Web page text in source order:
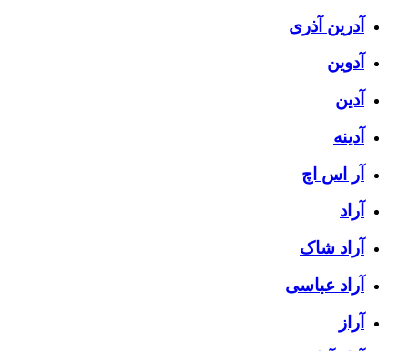
آدرین آذری
آدوین
آدین
آدینه
آر اس اچ
آراد
آراد شاک
آراد عباسی
آراز